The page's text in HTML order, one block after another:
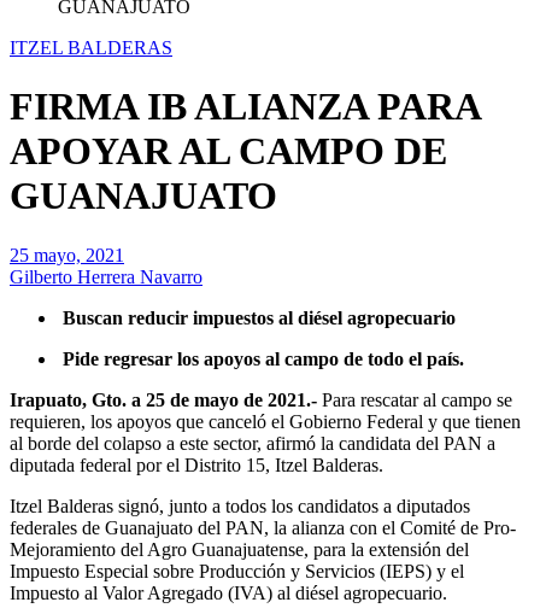
GUANAJUATO
ITZEL BALDERAS
FIRMA IB ALIANZA PARA
APOYAR AL CAMPO DE
GUANAJUATO
25 mayo, 2021
Gilberto Herrera Navarro
Buscan reducir impuestos al diésel agropecuario
Pide regresar los apoyos al campo de todo el país.
Irapuato, Gto. a 25 de mayo de 2021.- Para rescatar al campo se
requieren, los apoyos que canceló el Gobierno Federal y que tienen
al borde del colapso a este sector, afirmó la candidata del PAN a
diputada federal por el Distrito 15, Itzel Balderas.
Itzel Balderas signó, junto a todos los candidatos a diputados
federales de Guanajuato del PAN, la alianza con el Comité de Pro-
Mejoramiento del Agro Guanajuatense, para la extensión del
Impuesto Especial sobre Producción y Servicios (IEPS) y el
Impuesto al Valor Agregado (IVA) al diésel agropecuario.